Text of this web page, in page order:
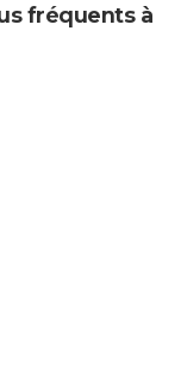
fréquents à